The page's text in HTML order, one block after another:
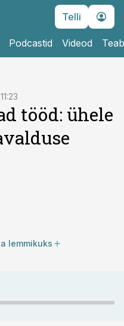
Telli
Podcastid Videod
tööd: ühele
lemmikuks